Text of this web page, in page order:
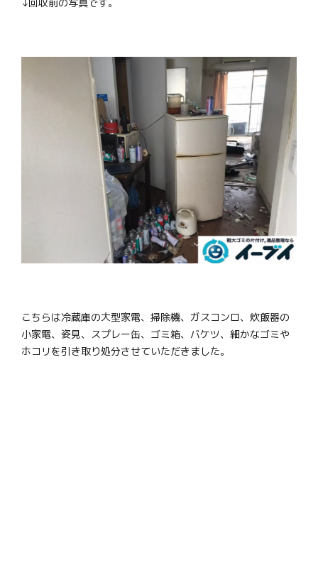
こちらは冷蔵庫の大型家電、掃除機、ガスコンロ、炊飯器の
小家電、姿見、スプレー缶、ゴミ箱、バケツ、細かなゴミや
ホコリを引き取り処分させていただきました。